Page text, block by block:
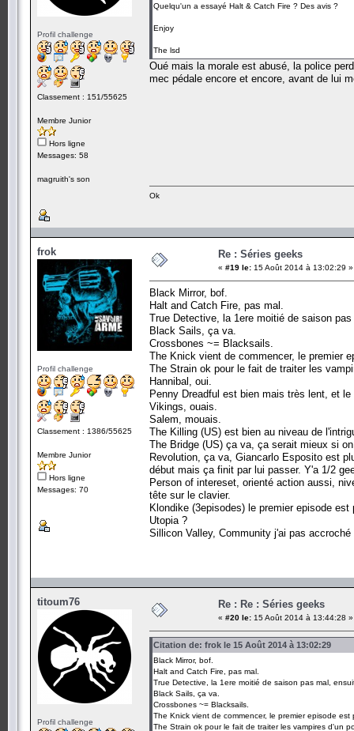
Profil challenge
Classement : 151/55625
Membre Junior
Hors ligne
Messages: 58
magruith's son
Quelqu'un a essayé Halt & Catch Fire ? Des avis ?
Enjoy
The lsd
Oué mais la morale est abusé, la police
mec pédale encore et encore, avant de lui
Ok
frok
Profil challenge
Classement : 1386/55625
Membre Junior
Hors ligne
Messages: 70
Re : Séries geeks
« #19 le: 15 Août 2014 à 13:02:29 »
Black Mirror, bof.
Halt and Catch Fire, pas mal.
True Detective, la 1ere moitié de saison
Black Sails, ça va.
Crossbones ~= Blacksails.
The Knick vient de commencer, le premier
The Strain ok pour le fait de traiter les
Hannibal, oui.
Penny Dreadful est bien mais très lent, et
Vikings, ouais.
Salem, mouais.
The Killing (US) est bien au niveau de
The Bridge (US) ça va, ça serait mieux si
Revolution, ça va, Giancarlo Esposito est
début mais ça finit par lui passer. Y'a 1/2
Person of intereset, orienté action aussi,
tête sur le clavier.
Klondike (3episodes) le premier episode est
Utopia ?
Sillicon Valley, Community j'ai pas accroché
titoum76
Profil challenge
Re : Re : Séries geeks
« #20 le: 15 Août 2014 à 13:44:28 »
Citation de: frok le 15 Août 2014 à 13:02:29
Black Mirror, bof.
Halt and Catch Fire, pas mal.
True Detective, la 1ere moitié de saison pas mal,
Black Sails, ça va.
Crossbones ~= Blacksails.
The Knick vient de commencer, le premier episode est
The Strain ok pour le fait de traiter les vampires d'un